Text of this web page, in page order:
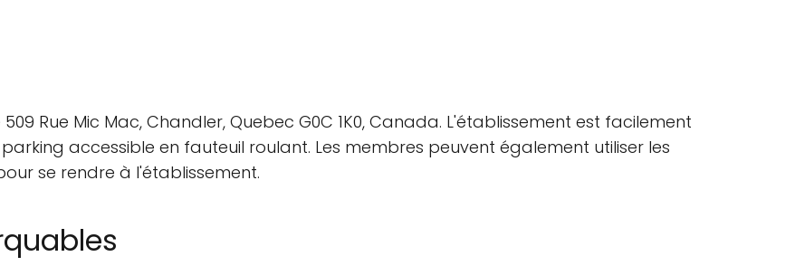
Rue Mic Mac, Chandler, Quebec G0C 1K0, Canada. L'établissement est facilement
accessible en fauteuil roulant. Les membres peuvent également utiliser les
se rendre à l'établissement.